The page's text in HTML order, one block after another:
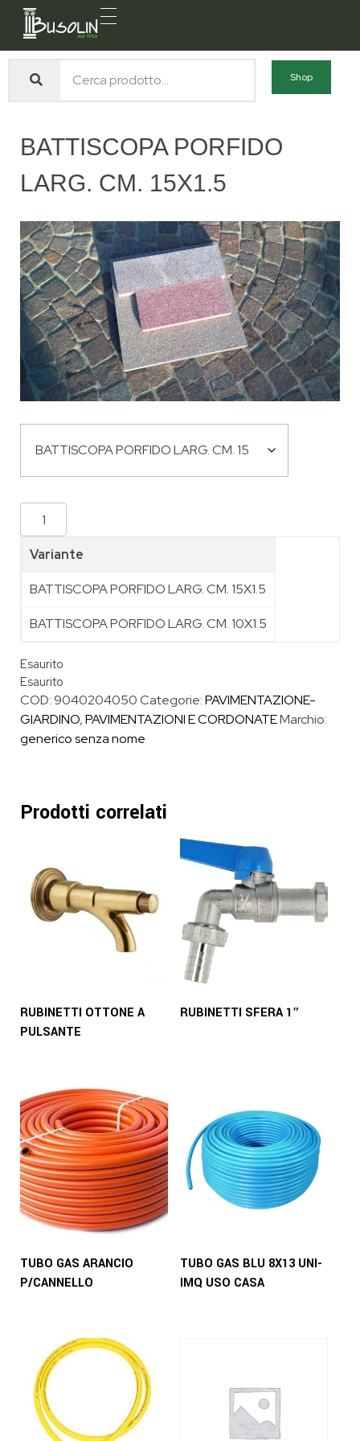
Busolin S.R.L.
Shop
BATTISCOPA PORFIDO
LARG. CM. 15X1.5
Variante
BATTISCOPA PORFIDO LARG. CM. 15X1.5
BATTISCOPA PORFIDO LARG. CM. 10X1.5
Esaurito
Esaurito
COD:9040204050Categorie:PAVIMENTAZIONE-
GIARDINO,PAVIMENTAZIONI E CORDONATEMarchio:
generico senza nome
Prodotti correlati
RUBINETTI OTTONE A
PULSANTE
RUBINETTI SFERA 1″
TUBO GAS ARANCIO
P/CANNELLO
TUBO GAS BLU 8X13 UNI-
IMQ USO CASA